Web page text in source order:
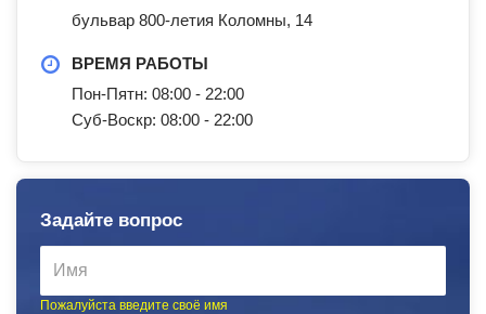
бульвар 800-летия Коломны, 14
ВРЕМЯ РАБОТЫ
Пон-Пятн: 08:00 - 22:00
Суб-Воскр: 08:00 - 22:00
Задайте вопрос
Пожалуйста введите своё имя